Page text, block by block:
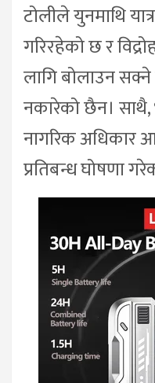
टोलीले युनमाथि
गरिरहेको छ र
लागि बोलाउन
नकारेको छैन। साथै,
नागरिक अधिकार
प्रतिबन्ध घोषणा